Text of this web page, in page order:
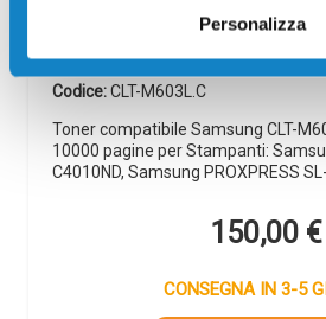
Personalizza
Codice:CLT-M603L.C
Toner compatibile Samsung CLT-
10000 pagine per Stampanti:
C4010ND, Samsung PROXPRESS
150,00 €
CONSEGNA IN 3-5